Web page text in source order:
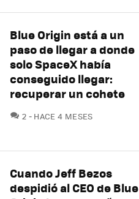
Blue Origin está a un
paso de llegar a donde
solo SpaceX había
conseguido llegar:
recuperar un cohete
2 COMENTARIOS
HACE 4 MESES
Cuando Jeff Bezos
despidió al CEO de Blue